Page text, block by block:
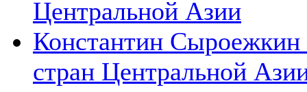
Центральной Азии
Константин Сыроежкин
стран Центральной